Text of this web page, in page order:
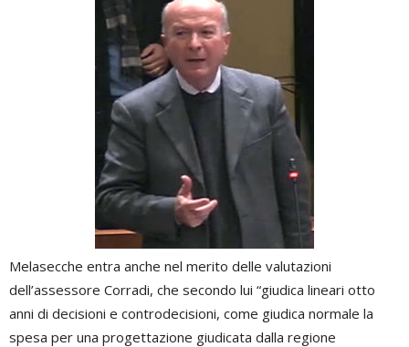
Melasecche entra anche nel merito delle valutazioni
dell’assessore Corradi, che secondo lui “giudica lineari otto
anni di decisioni e controdecisioni, come giudica normale la
spesa per una progettazione giudicata dalla regione